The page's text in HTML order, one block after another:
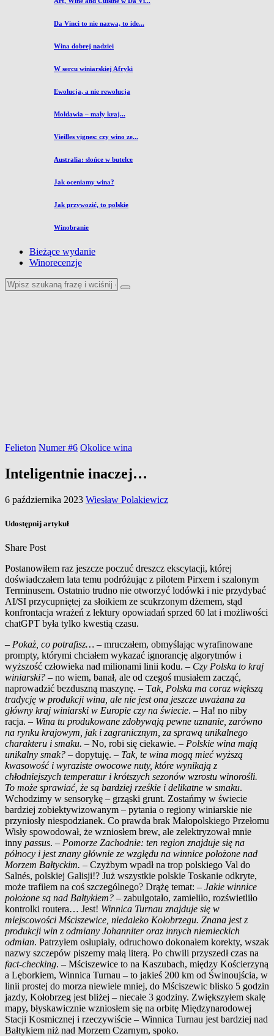
Da Vinci to nie nazwa, to ide...
Wina dobrej nadziei
W sercu winiarskiej Afryki
Ewolucja, a nie rewolucja
Mołdawia – mały kraj...
Vieilles vignes: czy wino ze...
Australia: słońce w butelce
Jak oceniamy wina?
Jak przywozić, to polskie
Winobranie
Bieżące wydanie
Winorecenzje
Felieton Numer #6 Okolice wina
Inteligentnie inaczej…
6 października 2023 Wiesław Polakiewicz
Udostępnij artykuł
Share Post
Postanowiłem raz jeszcze poczuć dreszcz ekscytacji, której
doświadczałem lata temu podróżując z pilotem Pirxem i szalonym
Terminusem. Ostatnio trudno nie otworzyć lodówki i nie przydybać
AI/SI przycupniętej za słoikiem ze scukrzonym dżemem, stąd
konfrontacja wrażeń z lektury opowiadań sprzed 60 lat i możliwości
chatGPT była tylko kwestią czasu.
– Pokaż, co potrafisz… – mruczałem, obmyślając wyrafinowane
prompty, którymi chciałem wykazać ignorancję algorytmów i
wyższość człowieka nad milionami linii kodu. – Czy Polska to kraj
winiarski? – no wiem, banał, ale od czegoś musiałem zacząć,
naprowadzić bezduszną maszynę. – Tak, Polska ma coraz większą
tradycję w produkcji wina, ale nie jest ona jeszcze uważana za
główny kraj winiarski w Europie czy na świecie. – Ha! no niby
racja. – Wina tu produkowane zdobywają pewne uznanie, zarówno
na rynku krajowym, jak i zagranicznym, za sprawą unikalnego
charakteru i smaku. – No, robi się ciekawie. – Polskie wina mają
unikalny smak? – dopytuję. – Tak, te wina mogą mieć wyższą
kwasowość i wyraziste owocowe nuty, które wynikają z
chłodniejszych temperatur i krótszych sezonów wzrostu winorośli.
To może sprawiać, że są bardziej rześkie i delikatne w smaku.
Wchodzimy w sensorykę – grząski grunt. Zostańmy w świecie
bardziej zobiektywizowanym – pytania o regiony winiarskie nie
przyniosły niespodzianek. Co prawda brak Małopolskiego Przełomu
Wisły spowodował, że wzniosłem brew, ale zelektryzował mnie
inny passus. – Pomorze Zachodnie: ten region znajduje się na
północy i jest znany głównie ze względu na winnice położone nad
Morzem Bałtyckim. – Czyżbym wpadł na trop polskiego Val do
Salnés, polskiej Galisji!? Już wszystkie polskie Toskanie odkryte,
może trafiłem na coś szczególnego? Drążę temat: – Jakie winnice
położone są nad Bałtykiem? – zabulgotało, zamieliło, rozświetliło
kontrolki routera… Jest! Winnica Turnau znajduje się w
miejscowości Mściszewice, niedaleko Kołobrzegu. Znana jest z
produkcji win z odmiany Johanniter oraz innych niemieckich
odmian. Patrzyłem osłupiały, odruchowo dokonałem korekty, wszak
nazwy szczepów piszemy małą literą. Po chwili przyszedł czas na
fact-checking. – Mściszewice to na Kaszubach, między Kościerzyną
a Lęborkiem, Winnica Turnau – to jakieś 200 km od Świnoujścia, w
linii prostej do morza niewiele mniej, do Mściszewic blisko 5 godzin
jazdy, Kołobrzeg jest bliżej – niecałe 3 godziny. Zwiększyłem skalę
mapy, błyskawicznie wzniosłem się na orbitę Międzynarodowej
Stacji Kosmicznej i rzeczywiście – Winnica Turnau jest bardziej nad
Bałtykiem niż nad Morzem Czarnym, spoko.